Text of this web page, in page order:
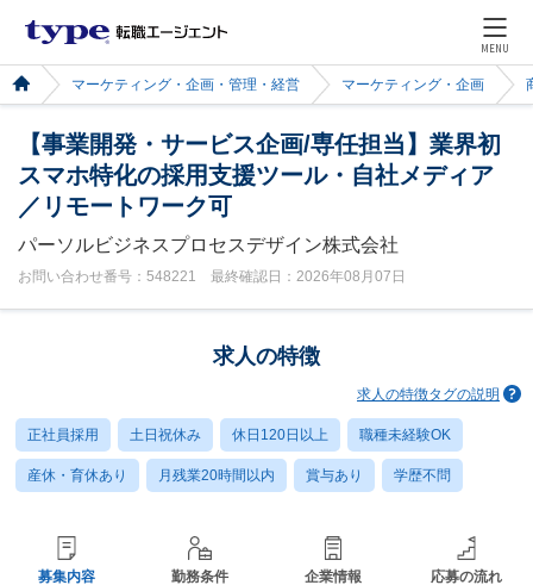
MENU
マーケティング・企画・管理・経営 マーケティング・企画
【事業開発・サービス企画/専任担当】業界初
スマホ特化の採用支援ツール・自社メディア
／リモートワーク可
パーソルビジネスプロセスデザイン株式会社
お問い合わせ番号：548221 最終確認日：2026年08月07日
求人の特徴
求人の特徴タグの説明
正社員採用 土日祝休み 休日120日以上 職種未経験OK
産休・育休あり 月残業20時間以内 賞与あり 学歴不問
募集内容 勤務条件 企業情報 応募の流れ